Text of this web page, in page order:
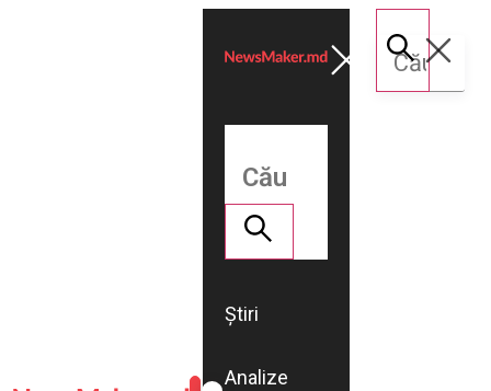
Știri
Analize